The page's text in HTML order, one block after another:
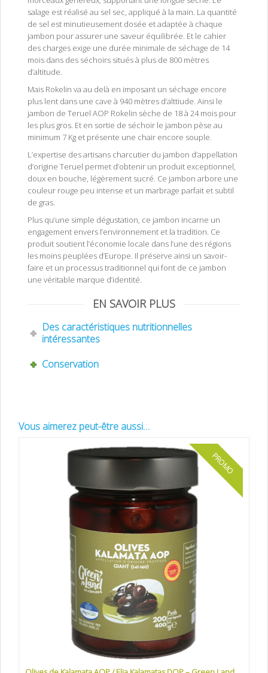
salage est réalisé au sel sec, appliqué à la main. La quantité
de sel est minutieusement dosée et adaptée à chaque
jambon pour assurer une saveur équilibrée. Et le cahier
des charges exige une durée minimale de séchage de 14
mois dans des séchoirs situés à plus de 800 mètres
d’altitude.
Mais Rokelin va au delà en imposant un séchage encore
plus lent dans une cave à 940 mètres d’alttiude. Ainsi le
jambon de Teruel AOP Rokelin sèche de 18 à 24 mois pour
les plus gros. Et en sortie de séchoir le jambon pèse au
minimum 7 Kg et présente une chair encore souple.
L’expertise des artisans charcutier du jambon d’appellation
d’origine Teruel permet d’obtenir un produit exceptionnel,
doux en bouche, légèrement sucré. Ce jambon arbore une
couleur rouge peu intense et un marbrage parfait et subtil
de gras.
Plus qu’une simple dégustation, ce jambon incarne un
engagement envers l’environnement et la tradition. Ce
produit soutient l’économie locale dans l’une des régions
les moins peuplées d’Europe. Il préserve ainsi un savoir-
faire et un processus traditionnel qui font de ce jambon
une véritable marque d’identité.
EN SAVOIR PLUS
Des caractéristiques nutritionnelles
intéressantes
Conservation
Vous aimerez peut-être aussi…
PROMO